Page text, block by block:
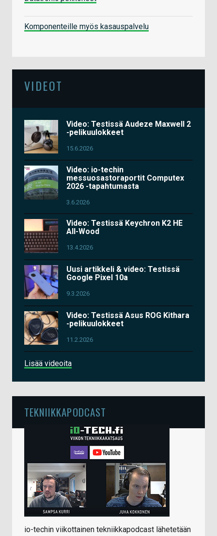
Komponenteille myös kasauspalvelu
VIDEOT
Video: Testissä Audeze Maxwell 2
-pelikuulokkeet
15.6.2026
Video: io-techin
messuosastoraportit Computex
2026 -tapahtumasta
3.6.2026
Video: Testissä Keychron K2 HE
All-Wood
13.4.2026
Uusi artikkeli & video: Testissä
Google Pixel 10a
9.3.2026
Video: Testissä Asus ROG Kithara
-pelikuulokkeet
11.2.2026
Lisää videoita
TEKNIIKKAPODCAST
io-techin viikottainen tekniikkapodcast lähetetään